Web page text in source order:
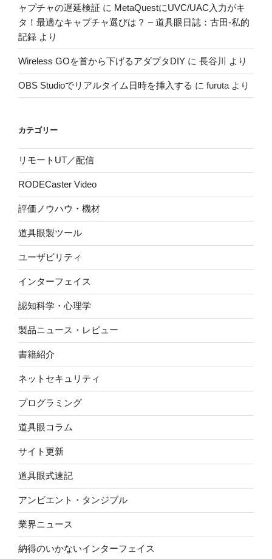
ャプチャの遅延検証 に MetaQuestにUVC/UAC入力がキ
タ！最適なキャプチャ選びは？ – 道具眼日誌：古田-私的
記録 より
Wireless GOを首から下げるアダプタDIY に 長谷川 より
OBS Studioでリアルタイム日時を挿入する に furuta より
カテゴリー
リモートUT／配信
RODECaster Video
評価ノウハウ・機材
道具眼製ツール
ユーザビリティ
インターフェイス
認知科学・心理学
製品ニュース・レビュー
書籍紹介
ネットセキュリティ
プログラミング
道具眼コラム
サイト更新
道具眼式速記
アンビエント・タンジブル
業界ニュース
納得のいかないインターフェイス